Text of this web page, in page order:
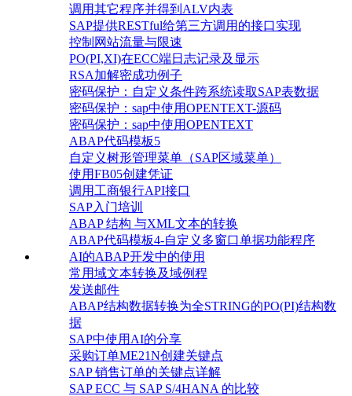
调用其它程序并得到ALV内表
SAP提供RESTful给第三方调用的接口实现
控制网站流量与限速
PO(PI,XI)在ECC端日志记录及显示
RSA加解密成功例子
密码保护：自定义条件跨系统读取SAP表数据
密码保护：sap中使用OPENTEXT-源码
密码保护：sap中使用OPENTEXT
ABAP代码模板5
自定义树形管理菜单（SAP区域菜单）
使用FB05创建凭证
调用工商银行API接口
SAP入门培训
ABAP 结构 与XML文本的转换
ABAP代码模板4-自定义多窗口单据功能程序
AI的ABAP开发中的使用
常用域文本转换及域例程
发送邮件
ABAP结构数据转换为全STRING的PO(PI)结构数
据
SAP中使用AI的分享
采购订单ME21N创建关键点
SAP 销售订单的关键点详解
SAP ECC 与 SAP S/4HANA 的比较